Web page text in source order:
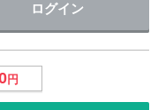
ログイン
円